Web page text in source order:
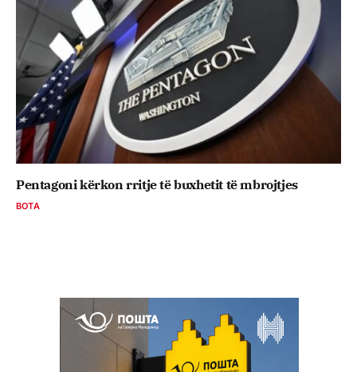
Pentagoni kërkon rritje të buxhetit të mbrojtjes
BOTA